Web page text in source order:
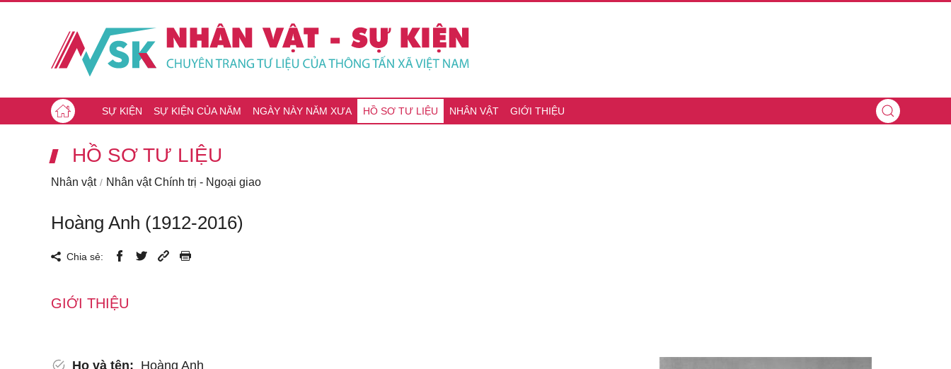
SỰ KIỆN SỰ KIỆN CỦA NĂM NGÀY NÀY NĂM XƯA HỒ SƠ TƯ LIỆU NHÂN VẬT GIỚI THIỆU
HỒ SƠ TƯ LIỆU
Nhân vật Nhân vật Chính trị - Ngoại giao
Hoàng Anh (1912-2016)
Chia sẻ:
GIỚI THIỆU
Họ và tên: Hoàng Anh